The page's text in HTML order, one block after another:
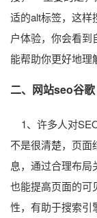
适的alt标签，这样
户体验，你会看到
能帮助你更好地理
二、网站seo谷歌
1、许多人对
不是很清楚，页面
息，通过合理布局
也能提高页面的可
性，有助于搜索引